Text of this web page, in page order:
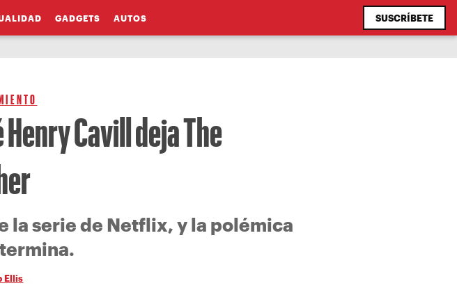
GADGETS AUTOS SUSCRÍBETE
Cavill deja The
la serie de Netflix, y la polémica
Ellis